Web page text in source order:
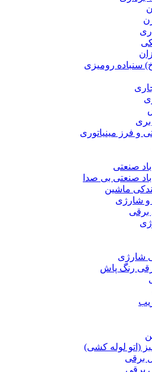
سنباده رومیزی
و فرز مینیاتوری
صنعتی
صنعتی بی صدا
ماشین
و شارژی
برقی
شارژی
رنگ پاش
(اتو لوله کشی)
برقی
برقی